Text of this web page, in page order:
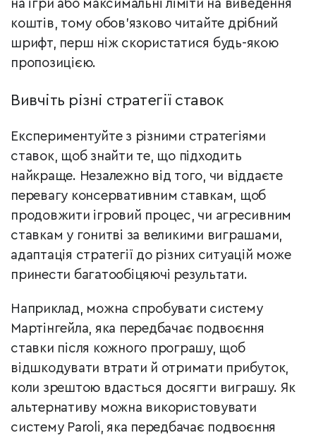
на ігри або максимальні ліміти на виведення
коштів, тому обов’язково читайте дрібний
шрифт, перш ніж скористатися будь-якою
пропозицією.
Вивчіть різні стратегії ставок
Експериментуйте з різними стратегіями
ставок, щоб знайти те, що підходить
найкраще. Незалежно від того, чи віддаєте
перевагу консервативним ставкам, щоб
продовжити ігровий процес, чи агресивним
ставкам у гонитві за великими виграшами,
адаптація стратегії до різних ситуацій може
принести багатообіцяючі результати.
Наприклад, можна спробувати систему
Мартінгейла, яка передбачає подвоєння
ставки після кожного програшу, щоб
відшкодувати втрати й отримати прибуток,
коли зрештою вдасться досягти виграшу. Як
альтернативу можна використовувати
систему Paroli, яка передбачає подвоєння